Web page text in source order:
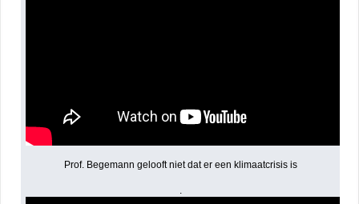
Prof. Begemann gelooft niet dat er een klimaatcrisis is
.